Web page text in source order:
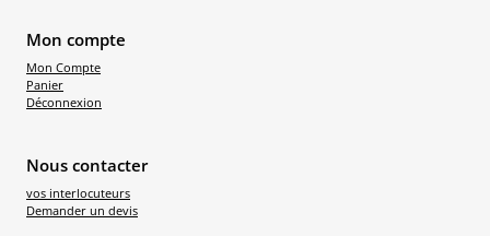
Mon compte
Mon Compte
Panier
Déconnexion
Nous contacter
vos interlocuteurs
Demander un devis